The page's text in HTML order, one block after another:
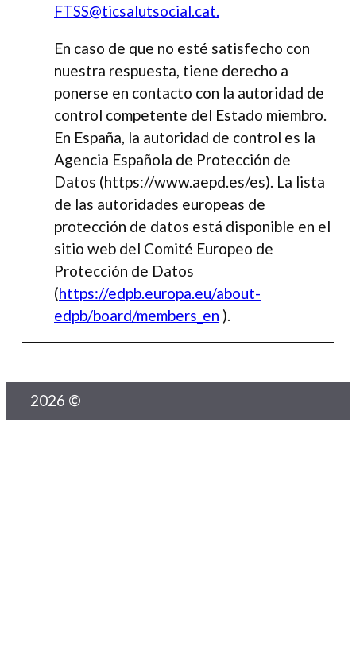
FTSS@ticsalutsocial.cat.
En caso de que no esté satisfecho con
nuestra respuesta, tiene derecho a
ponerse en contacto con la autoridad de
control competente del Estado miembro.
En España, la autoridad de control es la
Agencia Española de Protección de
Datos (https://www.aepd.es/es). La lista
de las autoridades europeas de
protección de datos está disponible en el
sitio web del Comité Europeo de
Protección de Datos
(https://edpb.europa.eu/about-
edpb/board/members_en ).
2026 ©